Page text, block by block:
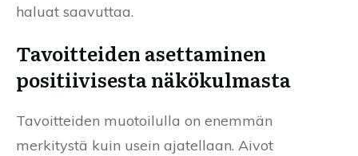
haluat saavuttaa.
Tavoitteiden asettaminen
positiivisesta näkökulmasta
Tavoitteiden muotoilulla on enemmän
merkitystä kuin usein ajatellaan. Aivot